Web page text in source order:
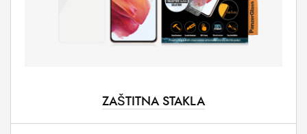
ZAŠTITNA STAKLA